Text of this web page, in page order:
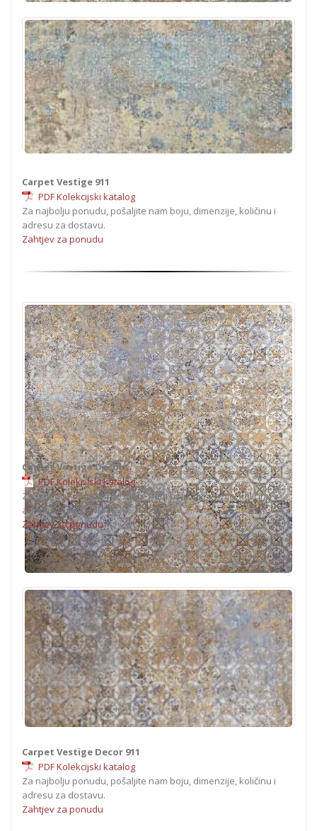
Carpet Vestige 911
PDF Kolekcijski katalog
Za najbolju ponudu, pošaljite nam boju, dimenzije, količinu i
adresu za dostavu.
Zahtjev za ponudu
Carpet Vestige Decor
PDF Kolekcijski katalog
Za najbolju ponudu, pošaljite nam boju, dimenzije, količinu i
adresu za dostavu.
Zahtjev za ponudu
Carpet Vestige Decor 911
PDF Kolekcijski katalog
Za najbolju ponudu, pošaljite nam boju, dimenzije, količinu i
adresu za dostavu.
Zahtjev za ponudu